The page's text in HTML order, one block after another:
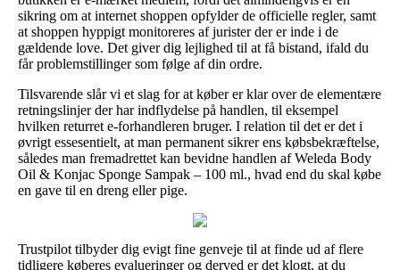
sikring om at internet shoppen opfylder de officielle regler, samt
at shoppen hyppigt monitoreres af jurister der er inde i de
gældende love. Det giver dig lejlighed til at få bistand, ifald du
får problemstillinger som følge af din ordre.
Tilsvarende slår vi et slag for at køber er klar over de elementære
retningslinjer der har indflydelse på handlen, til eksempel
hvilken returret e-forhandleren bruger. I relation til det er det i
øvrigt essesentielt, at man permanent sikrer ens købsbekræftelse,
således man fremadrettet kan bevidne handlen af Weleda Body
Oil & Konjac Sponge Sampak – 100 ml., hvad end du skal købe
en gave til en dreng eller pige.
Trustpilot tilbyder dig evigt fine genveje til at finde ud af flere
tidligere køberes evalueringer og derved er det klogt, at du